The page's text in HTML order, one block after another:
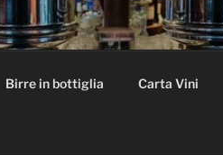
Birre in bottiglia Carta Vini